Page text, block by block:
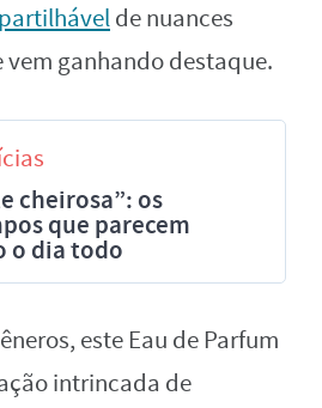
de nuances
ganhando destaque.
cheirosa”: os
que parecem
o dia todo
este Eau de Parfum
intrincada de